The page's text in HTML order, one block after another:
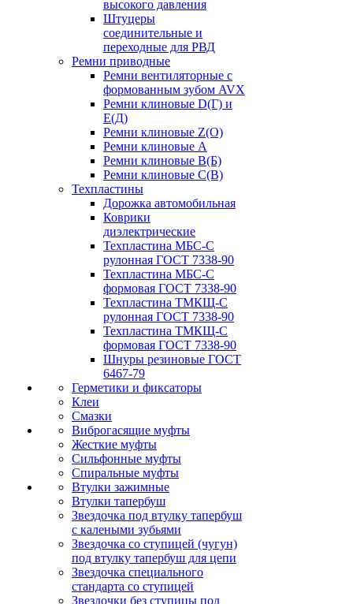
высокого давления
Штуцеры
соединительные и
переходные для РВД
Ремни приводные
Ремни вентиляторные с
формованным зубом AVX
Ремни клиновые D(Г) и
Е(Д)
Ремни клиновые Z(О)
Ремни клиновые А
Ремни клиновые В(Б)
Ремни клиновые С(В)
Техпластины
Дорожка автомобильная
Коврики
диэлектрические
Техпластина МБС-С
рулонная ГОСТ 7338-90
Техпластина МБС-С
формовая ГОСТ 7338-90
Техпластина ТМКЩ-С
рулонная ГОСТ 7338-90
Техпластина ТМКЩ-С
формовая ГОСТ 7338-90
Шнуры резиновые ГОСТ
6467-79
Герметики и фиксаторы
Клеи
Смазки
Виброгасящие муфты
Жесткие муфты
Сильфонные муфты
Спиральные муфты
Втулки зажимные
Втулки тапербуш
Звездочка под втулку тапербуш
c калеными зубьями
Звездочка со ступицей (чугун)
под втулку тапербуш для цепи
Звездочка специального
стандарта со ступицей
Звездочки без ступицы под